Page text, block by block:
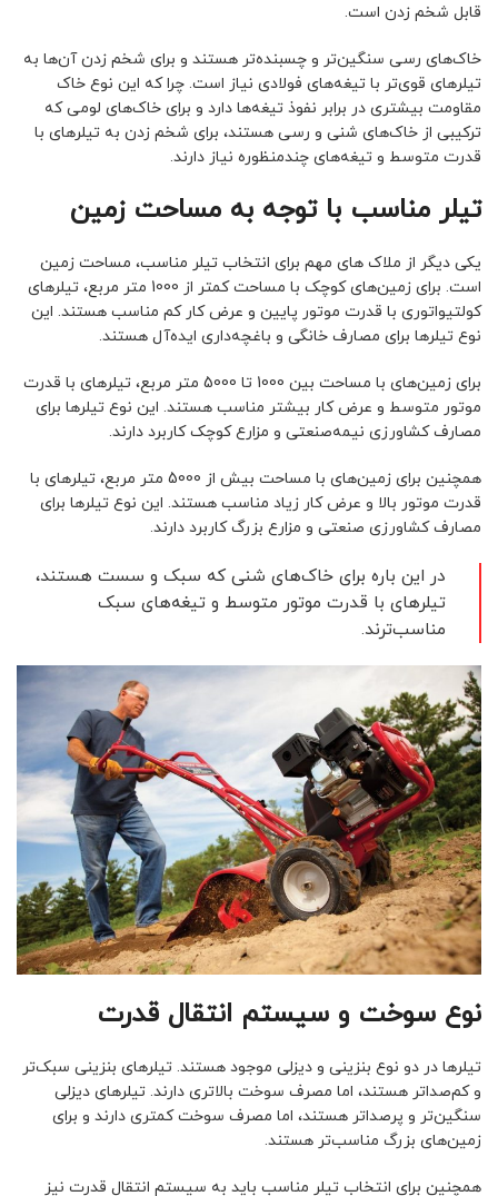
قابل شخم زدن است.
خاک‌های رسی سنگین‌تر و چسبنده‌تر هستند و برای شخم زدن آن‌ها به
تیلرهای قوی‌تر با تیغه‌های فولادی نیاز است. چرا که این نوع خاک
مقاومت بیشتری در برابر نفوذ تیغه‌ها دارد و برای خاک‌های لومی که
ترکیبی از خاک‌های شنی و رسی هستند، برای شخم زدن به تیلرهای با
قدرت متوسط و تیغه‌های چندمنظوره نیاز دارند.
تیلر مناسب با توجه به مساحت زمین
یکی دیگر از ملاک های مهم برای انتخاب تیلر مناسب، مساحت زمین
است. برای زمین‌های کوچک با مساحت کمتر از 1000 متر مربع، تیلرهای
کولتیواتوری با قدرت موتور پایین و عرض کار کم مناسب هستند. این
نوع تیلرها برای مصارف خانگی و باغچه‌داری ایده‌آل هستند.
برای زمین‌های با مساحت بین 1000 تا 5000 متر مربع، تیلرهای با قدرت
موتور متوسط و عرض کار بیشتر مناسب هستند. این نوع تیلرها برای
مصارف کشاورزی نیمه‌صنعتی و مزارع کوچک کاربرد دارند.
همچنین برای زمین‌های با مساحت بیش از 5000 متر مربع، تیلرهای با
قدرت موتور بالا و عرض کار زیاد مناسب هستند. این نوع تیلرها برای
مصارف کشاورزی صنعتی و مزارع بزرگ کاربرد دارند.
در این باره برای خاک‌های شنی که سبک و سست هستند،
تیلرهای با قدرت موتور متوسط و تیغه‌های سبک
مناسب‌ترند.
نوع سوخت و سیستم انتقال قدرت
تیلرها در دو نوع بنزینی و دیزلی موجود هستند. تیلرهای بنزینی سبک‌تر
و کم‌صداتر هستند، اما مصرف سوخت بالاتری دارند. تیلرهای دیزلی
سنگین‌تر و پرصداتر هستند، اما مصرف سوخت کمتری دارند و برای
زمین‌های بزرگ مناسب‌تر هستند.
همچنین برای انتخاب تیلر مناسب باید به سیستم انتقال قدرت نیز